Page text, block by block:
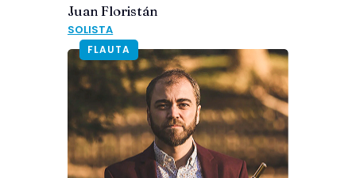
Juan Floristán
SOLISTA
FLAUTA